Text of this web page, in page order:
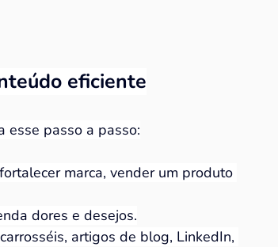
eficiente
esse passo a passo:
marca, vender um produto
dores e desejos.
artigos de blog, LinkedIn,